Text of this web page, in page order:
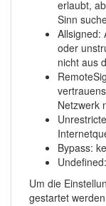
erlaubt,
Sinn
Allsigned:
oder
nicht aus
Netzwerk
Bypass:
Um die
gestartet